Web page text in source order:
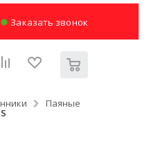
Заказать звонок
Паяные